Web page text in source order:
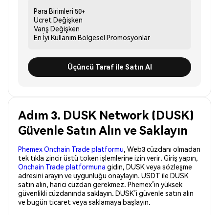
Para Birimleri 50+
Ücret Değişken
Varış Değişken
En İyi Kullanım Bölgesel Promosyonlar
Üçüncü Taraf ile Satın Al
Adım 3. DUSK Network (DUSK)
Güvenle Satın Alın ve Saklayın
Phemex Onchain Trade platformu, Web3 cüzdanı olmadan
tek tıkla zincir üstü token işlemlerine izin verir. Giriş yapın,
Onchain Trade platformuna gidin, DUSK veya sözleşme
adresini arayın ve uygunluğu onaylayın. USDT ile DUSK
satın alın, harici cüzdan gerekmez. Phemex’in yüksek
güvenlikli cüzdanında saklayın. DUSK’i güvenle satın alın
ve bugün ticaret veya saklamaya başlayın.